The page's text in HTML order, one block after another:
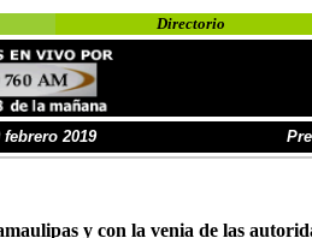
Directorio
febrero 2019
y con la venia de las